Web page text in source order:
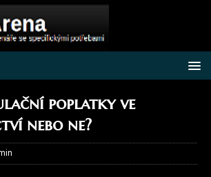
poplatky ve
nebo ne?